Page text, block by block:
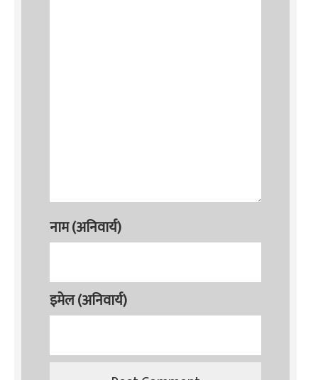
नाम (अनिवार्य)
इमेल (अनिवार्य)